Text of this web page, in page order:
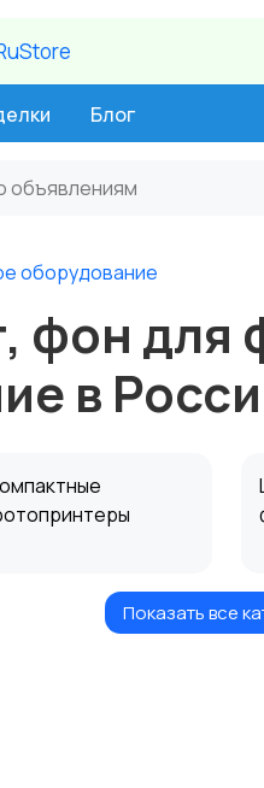
Блог
оборудование
фон для
в
Показать все